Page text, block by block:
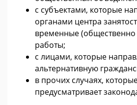
с субъектами, которые
органами центра
временные
работы;
с лицами, которые
альтернативную
в прочих случаях,
предусматривает